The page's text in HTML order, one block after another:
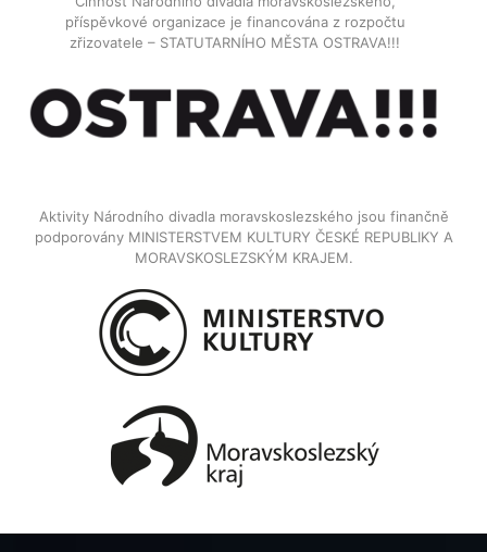
příspěvkové organizace je financována z rozpočtu
zřizovatele – STATUTARNÍHO MĚSTA OSTRAVA!!!
Aktivity Národního divadla moravskoslezského jsou finančně
podporovány MINISTERSTVEM KULTURY ČESKÉ REPUBLIKY A
MORAVSKOSLEZSKÝM KRAJEM.